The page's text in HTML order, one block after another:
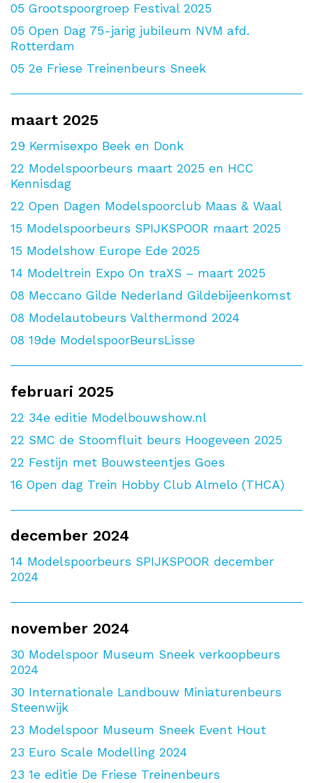
05 Grootspoorgroep Festival 2025
05 Open Dag 75-jarig jubileum NVM afd.
Rotterdam
05 2e Friese Treinenbeurs Sneek
maart 2025
29 Kermisexpo Beek en Donk
22 Modelspoorbeurs maart 2025 en HCC
Kennisdag
22 Open Dagen Modelspoorclub Maas & Waal
15 Modelspoorbeurs SPIJKSPOOR maart 2025
15 Modelshow Europe Ede 2025
14 Modeltrein Expo On traXS – maart 2025
08 Meccano Gilde Nederland Gildebijeenkomst
08 Modelautobeurs Valthermond 2024
08 19de ModelspoorBeursLisse
februari 2025
22 34e editie Modelbouwshow.nl
22 SMC de Stoomfluit beurs Hoogeveen 2025
22 Festijn met Bouwsteentjes Goes
16 Open dag Trein Hobby Club Almelo (THCA)
december 2024
14 Modelspoorbeurs SPIJKSPOOR december
2024
november 2024
30 Modelspoor Museum Sneek verkoopbeurs
2024
30 Internationale Landbouw Miniaturenbeurs
Steenwijk
23 Modelspoor Museum Sneek Event Hout
23 Euro Scale Modelling 2024
23 1e editie De Friese Treinenbeurs